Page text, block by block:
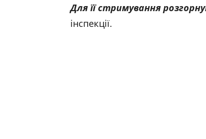
Для її стримування
інспекції.